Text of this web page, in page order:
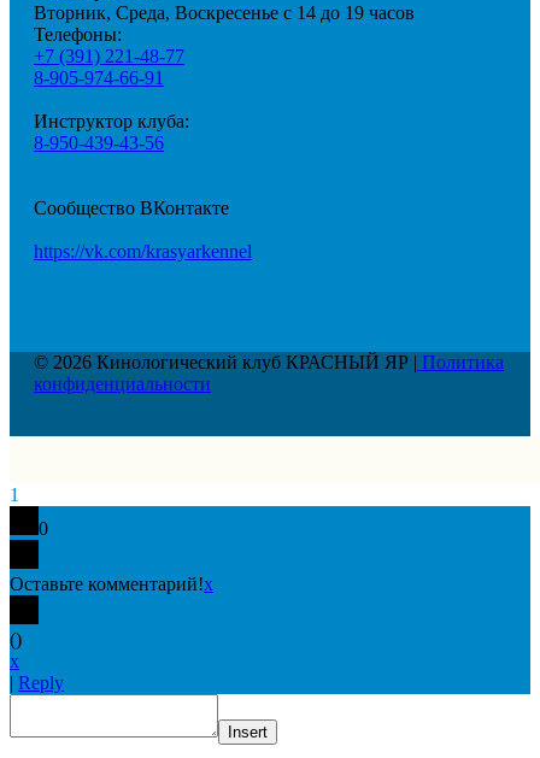
Вторник, Среда, Воскресенье с 14 до 19 часов
Телефоны:
+7 (391) 221-48-77
8-905-974-66-91
Инструктор клуба:
8-950-439-43-56
Сообщество ВКонтакте
https://vk.com/krasyarkennel
© 2026 Кинологический клуб КРАСНЫЙ ЯР | Политика
конфиденциальности
1
0
Оставьте комментарий!x
()
x
| Reply
Insert